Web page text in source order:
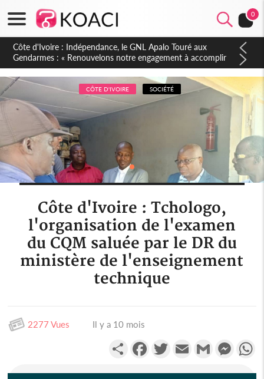
0
Sierra Leone : Un projet de réforme constitutionnelle en
gestation, points clés des amendements, un exclu d'avance
CÔTE D'IVOIRE SOCIÉTÉ
Côte d'Ivoire : Tchologo,
l'organisation de l'examen
du CQM saluée par le DR du
ministère de l'enseignement
technique
2277 Vues Il y a 10 mois
PartagerFacebookTwitterEmail Gmail